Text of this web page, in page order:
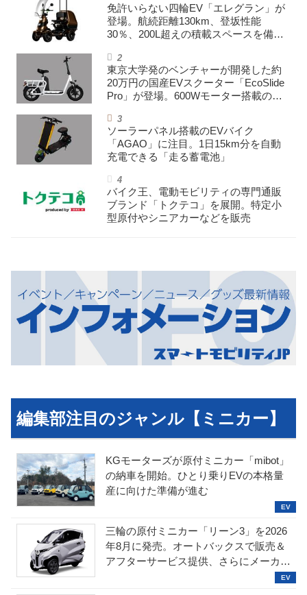
免許いらない四輪EV「エレグラン」が
登場。航続距離130km、登坂性能
30％、200L超えの積載スペースを備え
東京大学発のベンチャーが開発した約
20万円の国産EVスクーター「EcoSlide
Pro」が登場。600Wモーター搭載のハ
ソーラーパネル搭載のEVバイク
「AGAO」に注目。1日15km分を自動
充電できる「走る蓄電池」
バイク王、電動モビリティの専門通販
ブランド「トクテコ」を展開。特定小
型原付やシニアカーなどを販売
編集部注目のジャンル【ミニカー】
KGモーターズが原付ミニカー「mibot」
の納車を開始。ひとり乗りEVの本格量
産に向けた準備が進む
三輪の原付ミニカー「リーン3」を2026
年8月に発売。オートバックスで販売＆
アフターサービス提供、さらにメーカー